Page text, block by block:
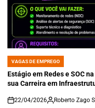
POSTED
IN
VAGAS DE EMPREGO
Estágio em Redes e SOC
sua Carreira em
on
22/04/2026 Roberto Zago